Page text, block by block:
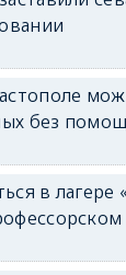
без
в лагере